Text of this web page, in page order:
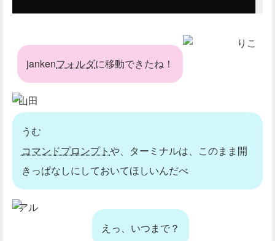
りこ
jankenフォルダに移動できたね！
山田
うむ
コマンドプロンプトや、ターミナルは、このまま開
きっぱなしにしておいてほしいんだべ
アル
えっ、いつまで？